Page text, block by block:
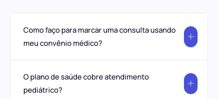
Como faço para marcar uma consulta usando
meu convênio médico?
O plano de saúde cobre atendimento
pediátrico?